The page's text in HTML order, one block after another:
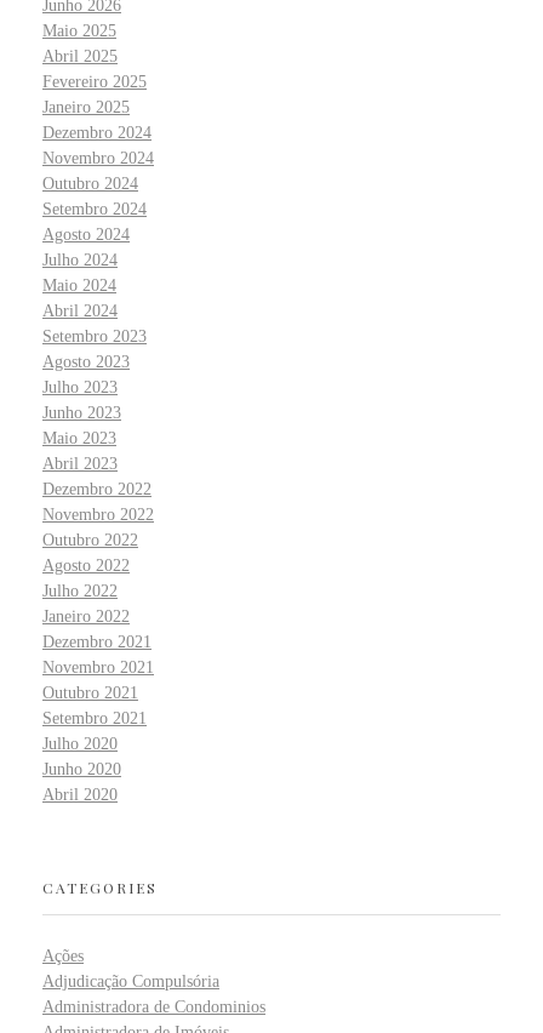
Junho 2026
Maio 2025
Abril 2025
Fevereiro 2025
Janeiro 2025
Dezembro 2024
Novembro 2024
Outubro 2024
Setembro 2024
Agosto 2024
Julho 2024
Maio 2024
Abril 2024
Setembro 2023
Agosto 2023
Julho 2023
Junho 2023
Maio 2023
Abril 2023
Dezembro 2022
Novembro 2022
Outubro 2022
Agosto 2022
Julho 2022
Janeiro 2022
Dezembro 2021
Novembro 2021
Outubro 2021
Setembro 2021
Julho 2020
Junho 2020
Abril 2020
CATEGORIES
Ações
Adjudicação Compulsória
Administradora de Condominios